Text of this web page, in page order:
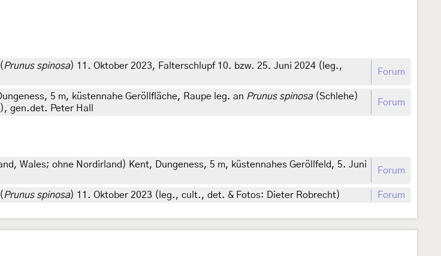
Prunus spinosa) 11. Oktober 2023, Falterschlupf 10. bzw. 25. Juni 2024 (leg.,
Forum
5 m, küstennahe Geröllfläche, Raupe leg. an Prunus spinosa(Schlehe)
gen.det. Peter Hall
Forum
Wales; ohne Nordirland) Kent, Dungeness, 5 m, küstennahes Geröllfeld, 5. Juni
Forum
Prunus spinosa) 11. Oktober 2023 (leg., cult., det. & Fotos: Dieter Robrecht) Forum